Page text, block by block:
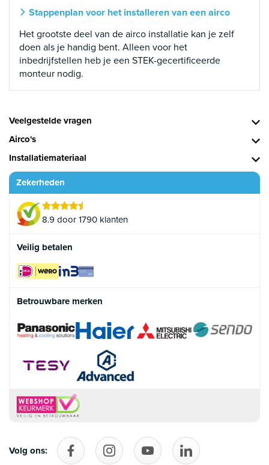
Stappenplan voor het installeren van een airco
Het grootste deel van de airco installatie kan je zelf
doen als je handig bent. Alleen voor het
inbedrijfstellen heb je een STEK-gecertificeerde
monteur nodig.
Veelgestelde vragen
Airco's
Installatiemateriaal
Zekerheden
8.9 door 1790 klanten
Veilig betalen
Betrouwbare merken
Volg ons: Volg ons op Facebook
follow_us_on_instagram
Volg ons op YouTube